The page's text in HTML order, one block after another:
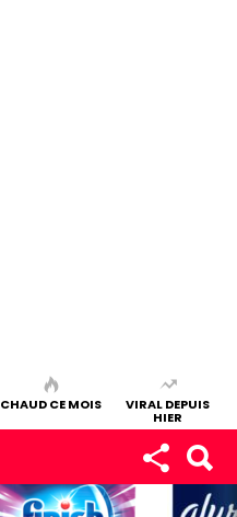
CHAUD CE MOIS VIRAL DEPUIS
HIER